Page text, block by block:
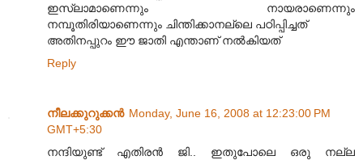
ഇസ്ലാമാണെന്നും നായരാണെന്നും
നമ്പൂതിരിയാണെന്നും ചിന്തിക്കാനല്ലെ പഠിപ്പിച്ചത്
അതിനപ്പുറം ഈ ജാതി എന്താണ് നല്‍കിയത്
Reply
നീലക്കുറുക്കന്‍ Monday, June 16, 2008 at 12:23:00 PM
GMT+5:30
നന്ദിയുണ്ട് എതിരന്‍ ജി.. ഇതുപോലെ ഒരു നല്ല